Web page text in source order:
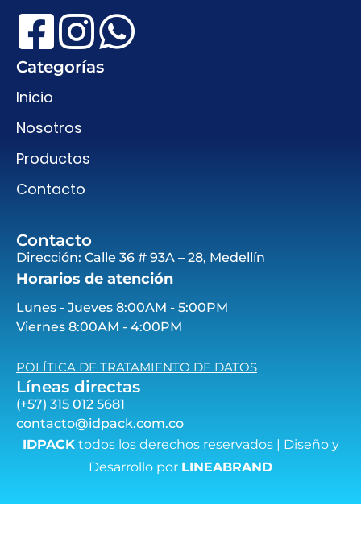
Categorías
Inicio
Nosotros
Productos
Contacto
Contacto
Dirección: Calle 36 # 93A – 28, Medellín
Horarios de atención
Lunes - Jueves 8:00AM - 5:00PM
Viernes 8:00AM - 4:00PM
POLÍTICA DE TRATAMIENTO DE DATOS
Líneas directas
(+57) 315 012 5681
contacto@idpack.com.co
IDPACKtodos los derechos reservados | Diseño y
Desarrollo por LINEABRAND